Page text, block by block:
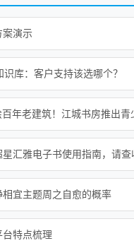
案演示
库：客户支持该选哪个？
汇雅电子书使用指南，请查
相宜主题周之自愈的概率
特点梳理